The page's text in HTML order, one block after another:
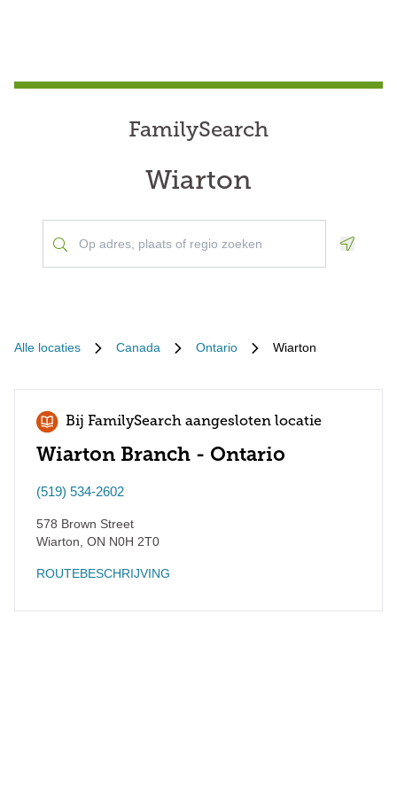
FamilySearch
Wiarton
Alle locaties Canada Ontario Wiarton
Bij FamilySearch aangesloten locatie
Wiarton Branch - Ontario
(519) 534-2602
578 Brown Street
Wiarton ON N0H 2T0
ROUTEBESCHRIJVING